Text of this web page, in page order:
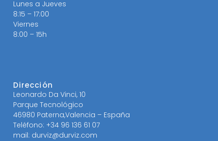
Lunes a Jueves
8:15 – 17:00
Viernes
8:00 – 15h
Dirección
Leonardo Da Vinci, 10
Parque Tecnológico
46980 Paterna,Valencia – España
Teléfono: +34 96 136 61 07
mail: durviz@durviz.com